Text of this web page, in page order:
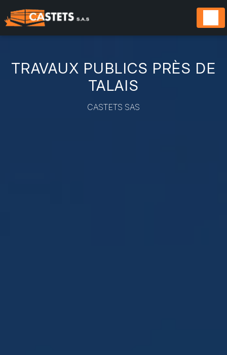
TRAVAUX PUBLICS PRÈS DE
TALAIS
CASTETS SAS